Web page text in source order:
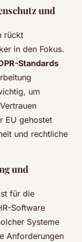
und
rückt
in den Fokus.
Standards
um
EU gehostet
und rechtliche
und
für die
Software
Systeme
Anforderungen